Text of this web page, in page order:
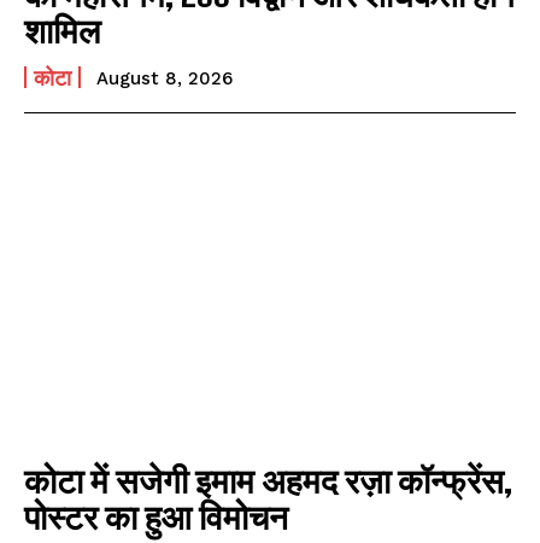
शामिल
कोटा August 8, 2026
कोटा में सजेगी इमाम अहमद रज़ा कॉन्फ्रेंस,
पोस्टर का हुआ विमोचन